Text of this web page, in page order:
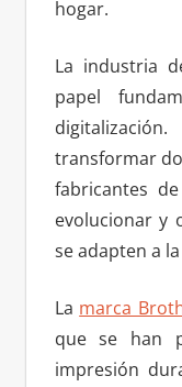
hogar.
La industria
papel
transformar
fabricantes
evolucionar y
se adapten a
La marca
que se han
impresión